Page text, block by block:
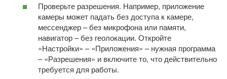
Проверьте разрешения. Например, приложение
камеры может падать без доступа к камере,
мессенджер – без микрофона или памяти,
навигатор – без геолокации. Откройте
«Настройки» – «Приложения» – нужная программа
– «Разрешения» и включите то, что действительно
требуется для работы.